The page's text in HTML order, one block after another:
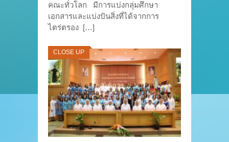
คณะทั่วโลก มีการแบ่งกลุ่มศึกษา
เอกสารและแบ่งปันสิ่งที่ได้จากการ
ไตร่ตรอง […]
CLOSE UP